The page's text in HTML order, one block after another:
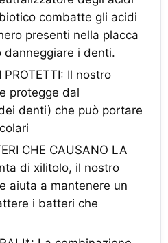
combatte gli acidi
presenti nella placca
danneggiare i denti.
PROTETTI: Il nostro
protegge dal
denti) che può portare
CHE CAUSANO LA
di xilitolo, il nostro
aiuta a mantenere un
i batteri che